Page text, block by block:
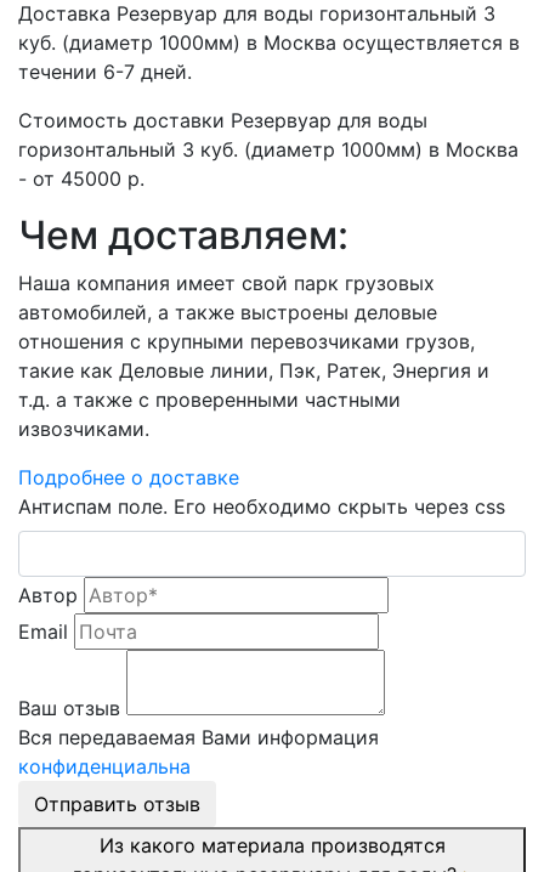
Доставка Резервуар для воды горизонтальный 3
куб. (диаметр 1000мм) в Москва осуществляется в
течении 6-7 дней.
Стоимость доставки Резервуар для воды
горизонтальный 3 куб. (диаметр 1000мм) в Москва
- от 45000 р.
Чем доставляем:
Наша компания имеет свой парк грузовых
автомобилей, а также выстроены деловые
отношения с крупными перевозчиками грузов,
такие как Деловые линии, Пэк, Ратек, Энергия и
т.д. а также с проверенными частными
извозчиками.
Подробнее о доставке
Антиспам поле. Его необходимо скрыть через css
Автор
Email
Ваш отзыв
Вся передаваемая Вами информация
конфиденциальна
Отправить отзыв
Из какого материала производятся